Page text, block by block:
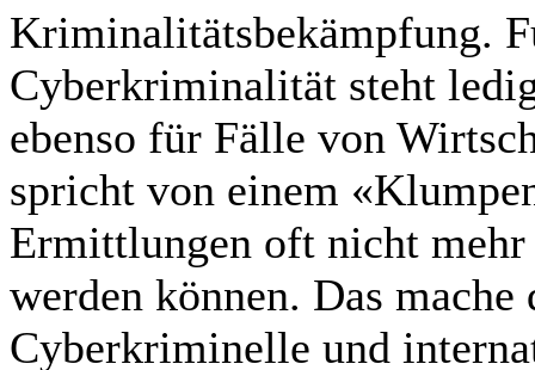
Kriminalitätsbekämpfung.
Cyberkriminalität steht
ebenso für Fälle von
spricht von einem
Ermittlungen oft nicht
werden können. Das
Cyberkriminelle und